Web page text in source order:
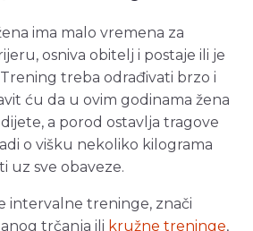
ima malo vremena za
osniva obitelj i postaje ili je
treba odrađivati brzo i
ću da u ovim godinama žena
a porod ostavlja tragove
o višku nekoliko kilograma
uz sve obaveze.
intervalne treninge, znači
trčanja ili kružne treninge,